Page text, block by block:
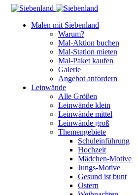
Malen mit Siebenland
Warum?
Mal-Aktion buchen
Mal-Station mieten
Mal-Paket kaufen
Galerie
Angebot anfordern
Leinwände
Alle Größen
Leinwände klein
Leinwände mittel
Leinwände groß
Themengebiete
Schuleinführung
Hochzeit
Mädchen-Motive
Jungs-Motive
Gesund ist bunt
Ostern